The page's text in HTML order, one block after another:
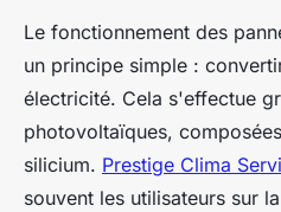
Le fonctionnement des
un principe simple :
électricité. Cela s'effectue
photovoltaïques,
silicium. Prestige Clima
souvent les utilisateurs sur